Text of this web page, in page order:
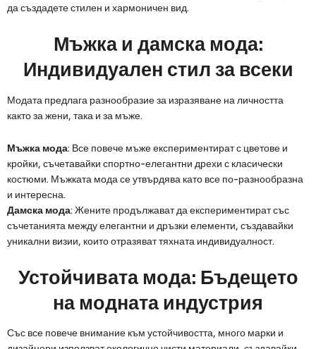
да създадете стилен и хармоничен вид.
Мъжка и дамска мода:
Индивидуален стил за всеки
Модата предлага разнообразие за изразяване на личността
както за жени, така и за мъже.
Мъжка мода: Все повече мъже експериментират с цветове и
кройки, съчетавайки спортно-елегантни дрехи с класически
костюми. Мъжката мода се утвърдява като все по-разнообразна
и интересна.
Дамска мода: Жените продължават да експериментират със
съчетанията между елегантни и дръзки елементи, създавайки
уникални визии, които отразяват тяхната индивидуалност.
Устойчивата мода: Бъдещето
на модната индустрия
Със все повече внимание към устойчивостта, много марки и